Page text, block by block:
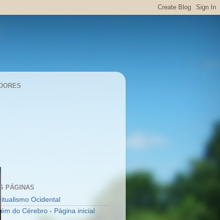
PÁGINAS
Ocidental
do Cérebro - Página inicial